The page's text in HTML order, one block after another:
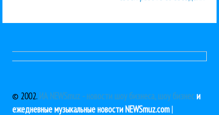
© 2002. ИА NEWSmuz - новости шоу бизнеса, шоу бизнеси
ежедневные музыкальные новости NEWSmuz.com|